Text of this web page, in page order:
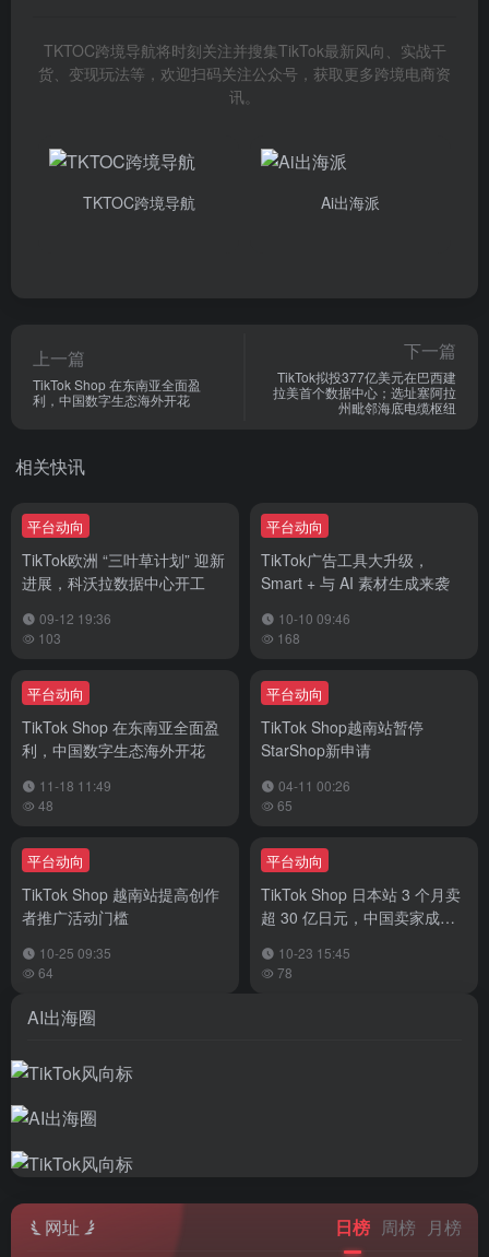
TKTOC跨境导航将时刻关注并搜集TikTok最新风向、实战干
货、变现玩法等，欢迎扫码关注公众号，获取更多跨境电商资
讯。
TKTOC跨境导航 Ai出海派
上一篇
TikTok Shop 在东南亚全面盈
利，中国数字生态海外开花
下一篇
TikTok拟投377亿美元在巴西建
拉美首个数据中心；选址塞阿拉
州毗邻海底电缆枢纽
相关快讯
平台动向
TikTok欧洲 “三叶草计划” 迎新
进展，科沃拉数据中心开工
09-12 19:36
103
平台动向
TikTok广告工具大升级，
Smart + 与 AI 素材生成来袭
10-10 09:46
168
平台动向
TikTok Shop 在东南亚全面盈
利，中国数字生态海外开花
11-18 11:49
48
平台动向
TikTok Shop越南站暂停
StarShop新申请
04-11 00:26
65
平台动向
TikTok Shop 越南站提高创作
者推广活动门槛
10-25 09:35
64
平台动向
TikTok Shop 日本站 3 个月卖
超 30 亿日元，中国卖家成主
10-23 15:45
78
AI出海圈
网址 日榜 周榜 月榜